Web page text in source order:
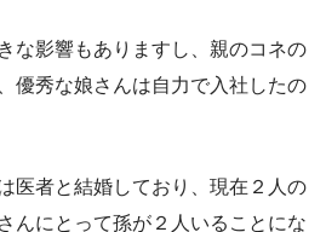
な影響もありますし、親のコネの
優秀な娘さんは自力で入社したの
医者と結婚しており、現在２人の
んにとって孫が２人いることにな